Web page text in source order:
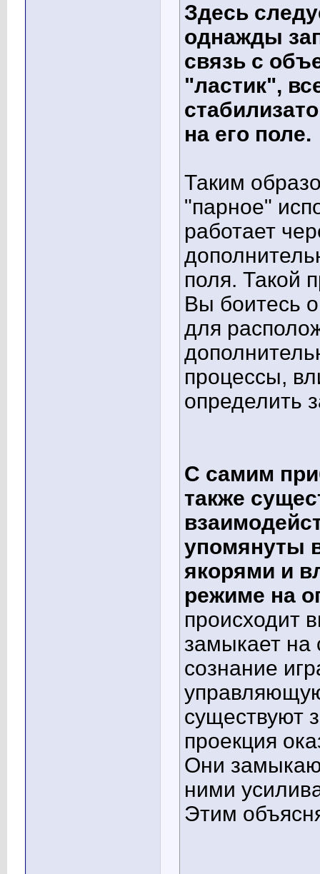
Здесь
однажды
связь с
"ластик",
на его поле.
Таким
"парное"
работает
поля. Такой
Вы боитесь
для
процессы,
определить
С самим
также
упомянуты
якорями и
режиме на
происходит
замыкает на
сознание
существуют
проекция
Они
ними
Этим